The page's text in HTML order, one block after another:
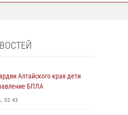
Алтайского края дети
БПЛА
02:43